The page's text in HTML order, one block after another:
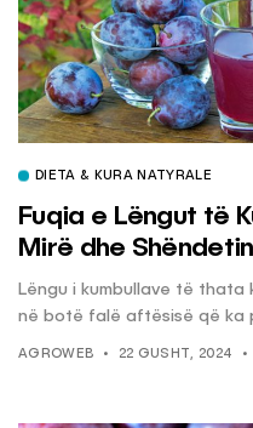
DIETA & KURA NATYRALE
Fuqia e Lëngut të
Mirë dhe
Lëngu i kumbullave të
në botë falë aftësisë që ka
AGROWEB 22 GUSHT, 2024